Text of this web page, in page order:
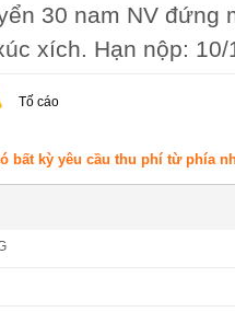
30 nam NV đứng
xích. Hạn nộp: 10/
Tố cáo
bất kỳ yêu cầu thu phí từ phía